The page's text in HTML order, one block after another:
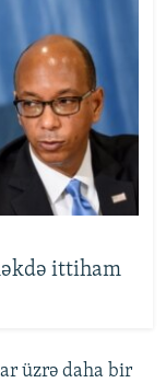
ittiham
üzrə daha bir